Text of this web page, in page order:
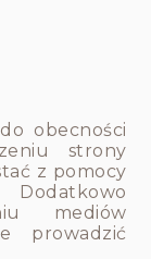
obecności
strony
z pomocy
mediów
prowadzić